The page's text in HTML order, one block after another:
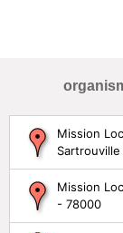
Mission
Mission
- 78000